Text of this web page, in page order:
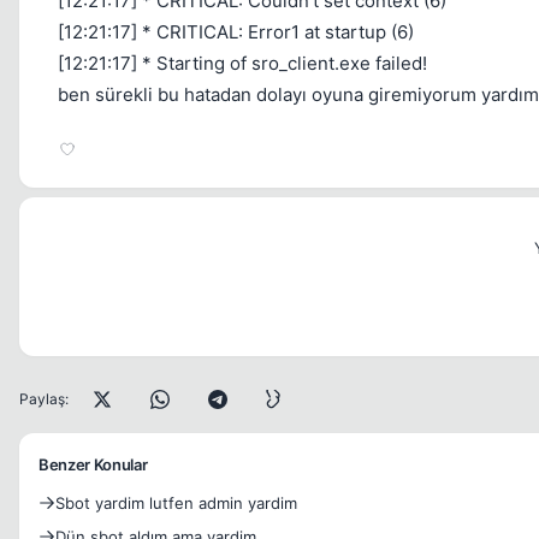
[12:21:17] * CRITICAL: Error1 at startup (6)
[12:21:17] * Starting of sro_client.exe failed!
ben sürekli bu hatadan dolayı oyuna giremiyorum
Paylaş:
Benzer Konular
Sbot yardim lutfen admin yardim